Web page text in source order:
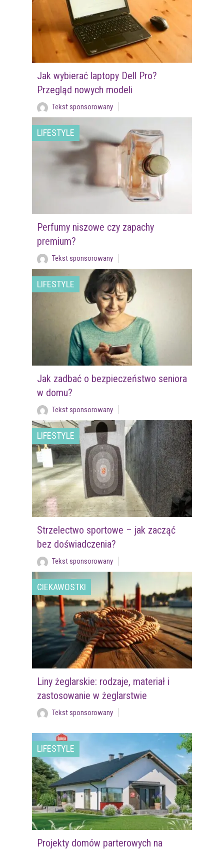
Jak wybierać laptopy Dell Pro?
Przegląd nowych modeli
Tekst sponsorowany
LIFESTYLE
Perfumy niszowe czy zapachy
premium?
Tekst sponsorowany
LIFESTYLE
Jak zadbać o bezpieczeństwo seniora
w domu?
Tekst sponsorowany
LIFESTYLE
Strzelectwo sportowe – jak zacząć
bez doświadczenia?
Tekst sponsorowany
CIEKAWOSTKI
Liny żeglarskie: rodzaje, materiał i
zastosowanie w żeglarstwie
Tekst sponsorowany
LIFESTYLE
Projekty domów parterowych na